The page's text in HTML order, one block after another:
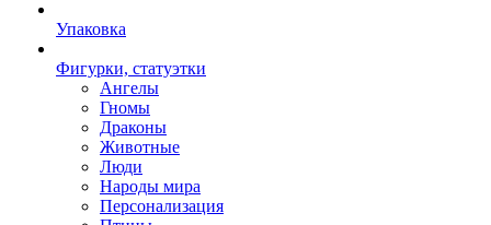
Упаковка
Фигурки, статуэтки
Ангелы
Гномы
Драконы
Животные
Люди
Народы мира
Персонализация